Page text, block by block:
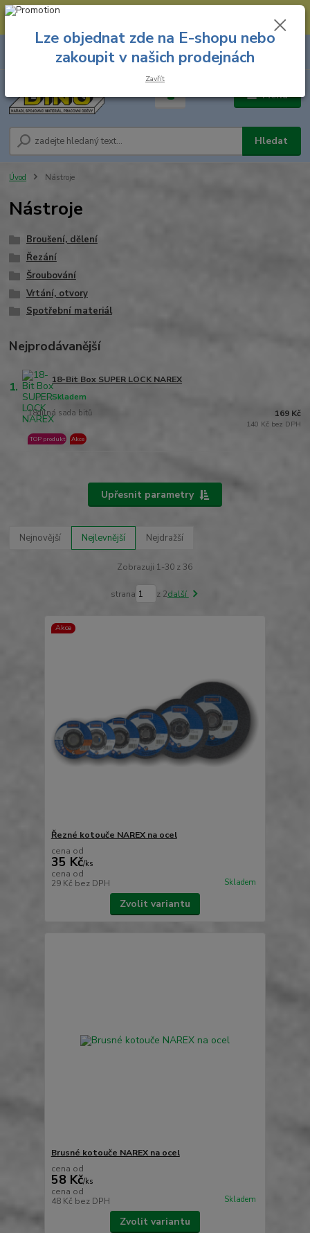
--- Spojovací materiál: 774 431 045 --- Prodejna nářadí: 731 449 423 --
Menu
Hledat
8.00 hod. - 16.00 hod.
za
Úvod Nástroje
Nástroje
Broušení, dělení
Řezání
Šroubování
Vrtání, otvory
Spotřební materiál
Nejprodávanější
1. 18-Bit Box SUPER LOCK NAREX
18dílná sada bitů
Skladem
TOP produkt Akce
169 Kč
140 Kč bez DPH
Upřesnit parametry
Nejnovější Nejlevnější Nejdražší
Zobrazuji 1-30 z 36
strana z 2další
Akce
Řezné kotouče NAREX na ocel
cena od
35 Kč/ks
cena od
29 Kč bez DPH Skladem
Zvolit variantu
Brusné kotouče NAREX na ocel
cena od
58 Kč/ks
cena od
48 Kč bez DPH Skladem
Zvolit variantu
Lze objednat zde na E-shopu nebo
zakoupit v našich prodejnách
Zavřít